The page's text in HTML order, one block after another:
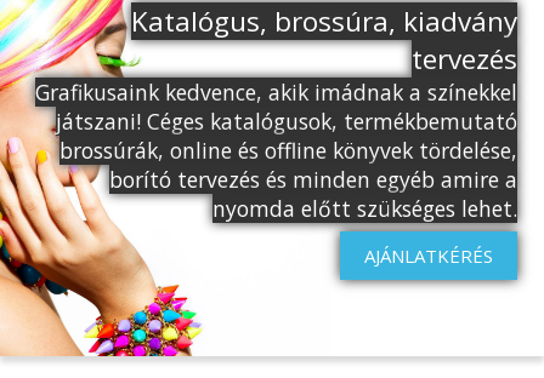
Katalógus, brossúra, kiadvány
tervezés
Grafikusaink kedvence, akik imádnak a színekkel
játszani! Céges katalógusok, termékbemutató
brossúrák, online és offline könyvek tördelése,
borító tervezés és minden egyéb amire a
nyomda előtt szükséges lehet.
AJÁNLATKÉRÉS